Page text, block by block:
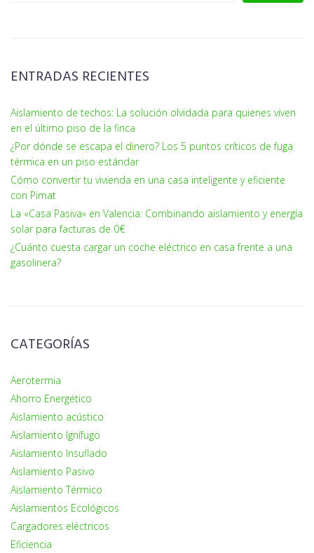
ENTRADAS RECIENTES
Aislamiento de techos: La solución olvidada para quienes viven
en el último piso de la finca
¿Por dónde se escapa el dinero? Los 5 puntos críticos de fuga
térmica en un piso estándar
Cómo convertir tu vivienda en una casa inteligente y eficiente
con Pimat
La «Casa Pasiva» en Valencia: Combinando aislamiento y energía
solar para facturas de 0€
¿Cuánto cuesta cargar un coche eléctrico en casa frente a una
gasolinera?
CATEGORÍAS
Aerotermia
Ahorro Energético
Aislamiento acústico
Aislamiento Ignífugo
Aislamiento Insuflado
Aislamiento Pasivo
Aislamiento Térmico
Aislamientos Ecológicos
Cargadores eléctricos
Eficiencia